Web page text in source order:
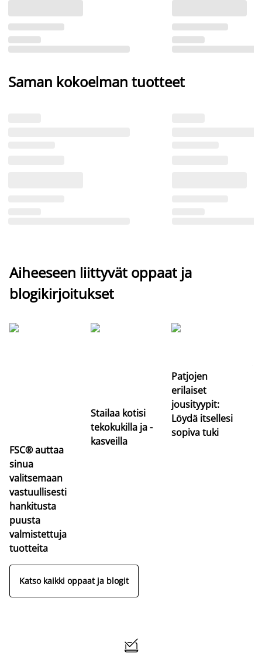
Saman kokoelman tuotteet
Aiheeseen liittyvät oppaat ja
blogikirjoitukset
FSC® auttaa
sinua
valitsemaan
vastuullisesti
hankitusta
puusta
valmistettuja
tuotteita
Stailaa kotisi
tekokukilla ja -
kasveilla
Patjojen
erilaiset
jousityypit:
Löydä itsellesi
sopiva tuki
Katso kaikki oppaat ja blogit
